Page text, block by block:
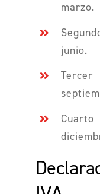
marzo.
junio.